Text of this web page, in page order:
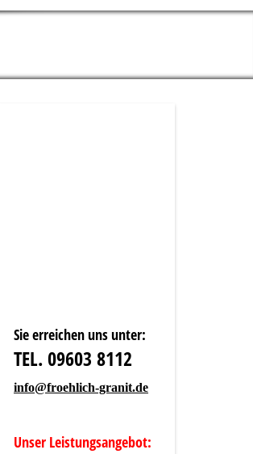
Sie erreichen uns unter:
TEL. 09603 8112
info@froehlich-granit.de
Unser Leistungsangebot: